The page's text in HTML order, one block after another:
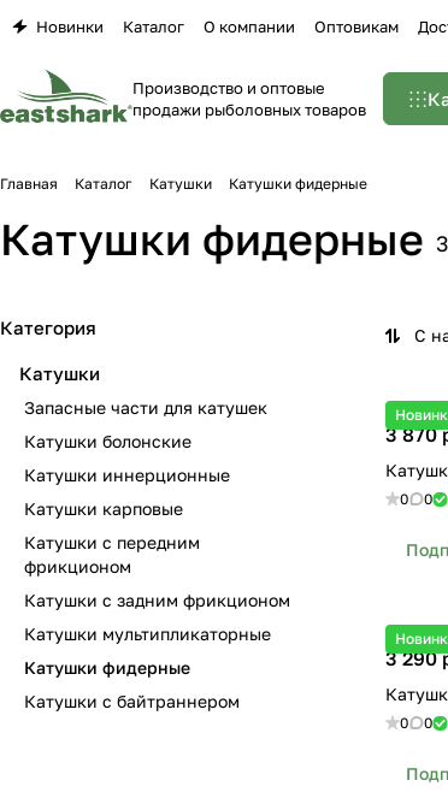
Новинки Каталог О компании Оптовикам
Производство и оптовые
продажи рыболовных товаров
Главная Каталог Катушки Катушки фидерные
Катушки фидерные
С
3 870
0 0
3 290
0 0
Категория
Катушки
Запасные части для катушек
Катушки болонские
Катушки иннерционные
Катушки карповые
Катушки с передним
фрикционом
Катушки с задним фрикционом
Катушки мультипликаторные
Катушки фидерные
Катушки с байтраннером